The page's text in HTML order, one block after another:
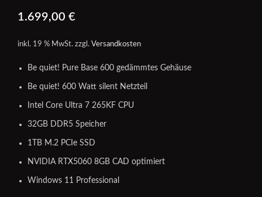
1.699,00 €
inkl. 19 % MwSt. zzgl. Versandkosten
Be quiet! Pure Base 600 gedämmtes Gehäuse
Be quiet! 600 Watt silent Netzteil
Intel Core Ultra 7 265KF CPU
32GB DDR5 Speicher
1TB M.2 PCIe SSD
NVIDIA RTX5060 8GB CAD optimiert
Windows 11 Professional